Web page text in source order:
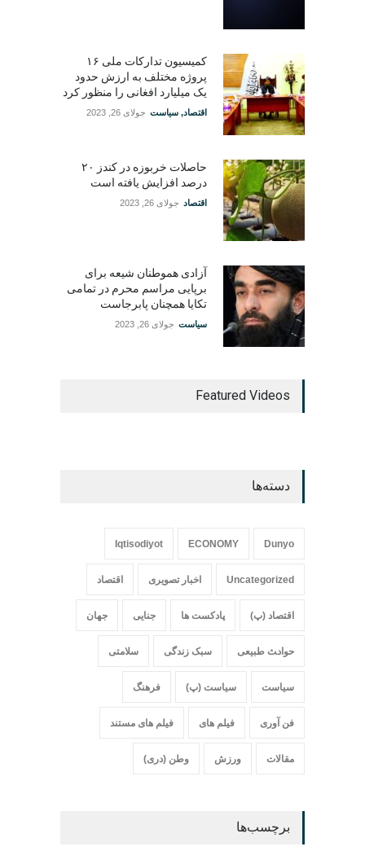
کمیسیون تدارکات ملی ۱۶
پروژه مختلف به ارزش حدود
یک میلیارد افغانی را منظور کرد
اقتصاد, سیاست جولای 26, 2023
حاصلات خربوزه در کندز ۲۰
درصد افزایش یافته است
اقتصاد جولای 26, 2023
آزادی هموطنان شیعه برای
برپایی مراسم محرم در تمامی
تکایا همچنان پابرجاست
سیاست جولای 26, 2023
Featured Videos
دسته‌ها
Dunyo
ECONOMY
Iqtisodiyot
Uncategorized اخبار تصویری اقتصاد
اقتصاد (پ) پادکست ها جنایی جهان
حواد‍‍‍ث طبیعی سبک زندگی سلامتی
سیاست سیاست (پ) فرهنگ
فن آوری فیلم های فیلم های مستند
مقالات ورزش وطن (دری)
برچسب‌ها